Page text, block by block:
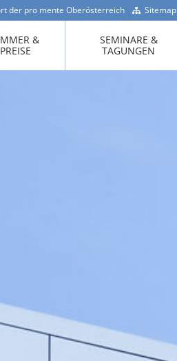
Sitemap
der pro mente Oberösterreich
&
PREISE
SEMINARE &
TAGUNGEN